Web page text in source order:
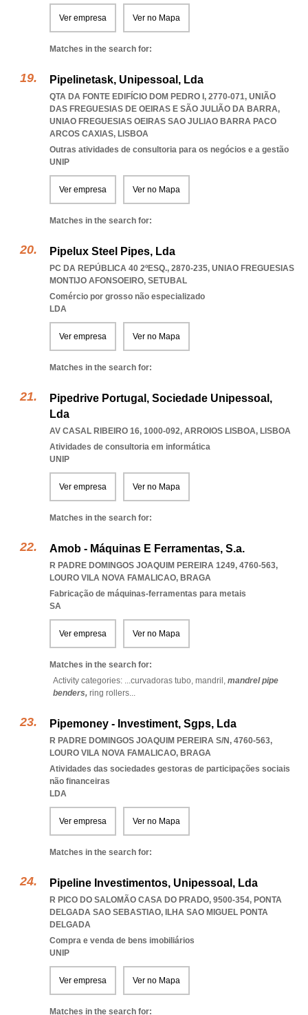
Ver empresa Ver no Mapa
Matches in the search for:
Pipelinetask, Unipessoal, Lda
QTA DA FONTE EDIFÍCIO DOM PEDRO I, 2770-071, UNIÃO
DAS FREGUESIAS DE OEIRAS E SÃO JULIÃO DA BARRA,
UNIAO FREGUESIAS OEIRAS SAO JULIAO BARRA PACO
ARCOS CAXIAS, LISBOA
Outras atividades de consultoria para os negócios e a gestão
UNIP
Ver empresa Ver no Mapa
Matches in the search for:
Pipelux Steel Pipes, Lda
PC DA REPÚBLICA 40 2ºESQ., 2870-235, UNIAO FREGUESIAS
MONTIJO AFONSOEIRO, SETUBAL
Comércio por grosso não especializado
LDA
Ver empresa Ver no Mapa
Matches in the search for:
Pipedrive Portugal, Sociedade Unipessoal,
Lda
AV CASAL RIBEIRO 16, 1000-092, ARROIOS LISBOA, LISBOA
Atividades de consultoria em informática
UNIP
Ver empresa Ver no Mapa
Matches in the search for:
Amob - Máquinas E Ferramentas, S.a.
R PADRE DOMINGOS JOAQUIM PEREIRA 1249, 4760-563,
LOURO VILA NOVA FAMALICAO, BRAGA
Fabricação de máquinas-ferramentas para metais
SA
Ver empresa Ver no Mapa
Matches in the search for:
Activity categories: ...curvadoras tubo, mandril, mandrel pipe
benders, ring rollers...
Pipemoney - Investiment, Sgps, Lda
R PADRE DOMINGOS JOAQUIM PEREIRA S/N, 4760-563,
LOURO VILA NOVA FAMALICAO, BRAGA
Atividades das sociedades gestoras de participações sociais
não financeiras
LDA
Ver empresa Ver no Mapa
Matches in the search for:
Pipeline Investimentos, Unipessoal, Lda
R PICO DO SALOMÃO CASA DO PRADO, 9500-354, PONTA
DELGADA SAO SEBASTIAO, ILHA SAO MIGUEL PONTA
DELGADA
Compra e venda de bens imobiliários
UNIP
Ver empresa Ver no Mapa
Matches in the search for: